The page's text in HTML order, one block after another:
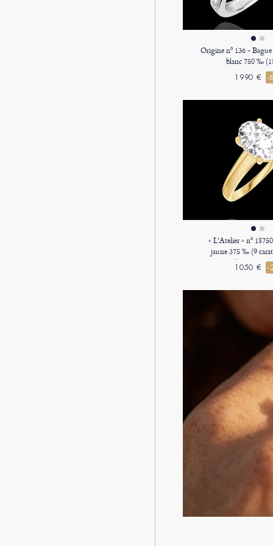
Origine nº 136 -
blanc 750 ‰
1990 € -
« L'Atelier » nº
jaune 375 ‰ (9
synthétique
1050 € -